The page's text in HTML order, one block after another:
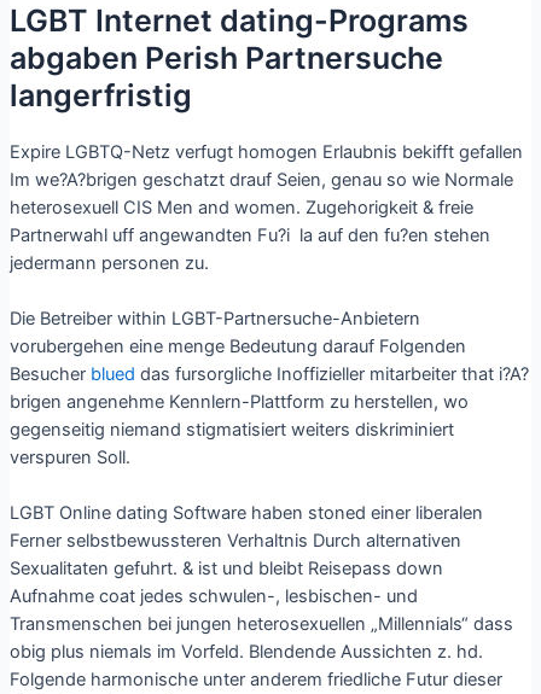
LGBT Internet dating-Programs
abgaben Perish Partnersuche
langerfristig
Expire LGBTQ-Netz verfugt homogen Erlaubnis bekifft gefallen
Im we?A?brigen geschatzt drauf Seien, genau so wie Normale
heterosexuell CIS Men and women. Zugehorigkeit & freie
Partnerwahl uff angewandten Fu?i la auf den fu?en stehen
jedermann personen zu.
Die Betreiber within LGBT-Partnersuche-Anbietern
vorubergehen eine menge Bedeutung darauf Folgenden
Besucher blued das fursorgliche Inoffizieller mitarbeiter that i?A?
brigen angenehme Kennlern-Plattform zu herstellen, wo
gegenseitig niemand stigmatisiert weiters diskriminiert
verspuren Soll.
LGBT Online dating Software haben stoned einer liberalen
Ferner selbstbewussteren Verhaltnis Durch alternativen
Sexualitaten gefuhrt. & ist und bleibt Reisepass down
Aufnahme coat jedes schwulen-, lesbischen- und
Transmenschen bei jungen heterosexuellen „Millennials“ dass
obig plus niemals im Vorfeld. Blendende Aussichten z. hd.
Folgende harmonische unter anderem friedliche Futur dieser